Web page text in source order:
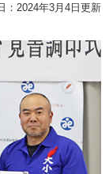
：2024年3月4日更新